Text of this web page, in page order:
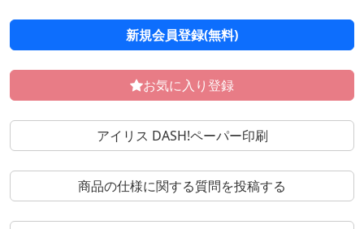
新規会員登録(無料)
お気に入り登録
アイリス DASH!ペーパー印刷
商品の仕様に関する質問を投稿する